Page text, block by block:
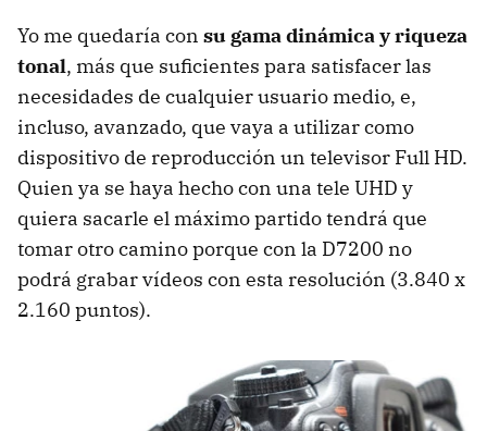
Yo me quedaría con su gama dinámica y riqueza
tonal, más que suficientes para satisfacer las
necesidades de cualquier usuario medio, e,
incluso, avanzado, que vaya a utilizar como
dispositivo de reproducción un televisor Full HD.
Quien ya se haya hecho con una tele UHD y
quiera sacarle el máximo partido tendrá que
tomar otro camino porque con la D7200 no
podrá grabar vídeos con esta resolución (3.840 x
2.160 puntos).